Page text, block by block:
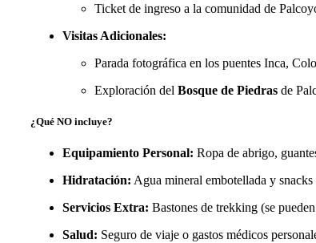
Ticket de ingreso a la comunidad de
Visitas Adicionales:
Parada fotográfica en los puentes Inca,
Exploración del Bosque de Piedras de
¿Qué NO incluye?
Equipamiento Personal: Ropa de abrigo,
Hidratación: Agua mineral embotellada y
Servicios Extra: Bastones de trekking (se
Salud: Seguro de viaje o gastos médicos